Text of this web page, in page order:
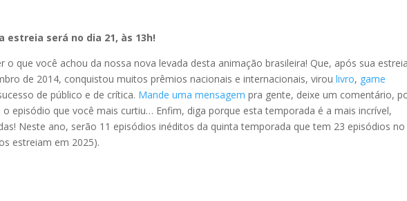
estreia será no dia 21, às 13h!
o que você achou da nossa nova levada desta animação brasileira! Que, após sua
de 2014, conquistou muitos prêmios nacionais e internacionais, viroulivro, game
de público e de crítica. Mande uma mensagem pra gente, deixe um comentário,
o episódio que você mais curtiu… Enfim, diga porque esta temporada é a mais incrível,
Neste ano, serão 11 episódios inéditos da quinta temporada que tem 23 episódios no
estreiam em 2025).